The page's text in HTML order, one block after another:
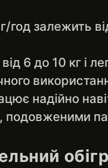
год залежить
6 до 10 кг і
надійно